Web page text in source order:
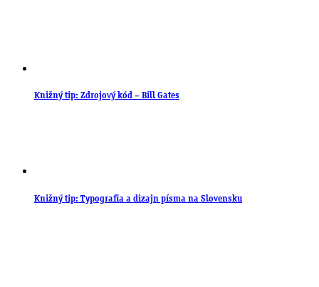
Knižný tip: Zdrojový kód – Bill Gates
Knižný tip: Typografia a dizajn písma na Slovensku